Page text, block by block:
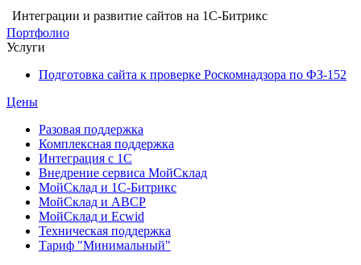
Интеграции и развитие сайтов на 1С-Битрикс
Портфолио
Услуги
Подготовка сайта к проверке Роскомнадзора по ФЗ-152
Цены
Разовая поддержка
Комплексная поддержка
Интеграция с 1С
Внедрение сервиса МойСклад
МойСклад и 1С-Битрикс
МойСклад и ABCP
МойСклад и Ecwid
Техническая поддержка
Тариф "Минимальный"